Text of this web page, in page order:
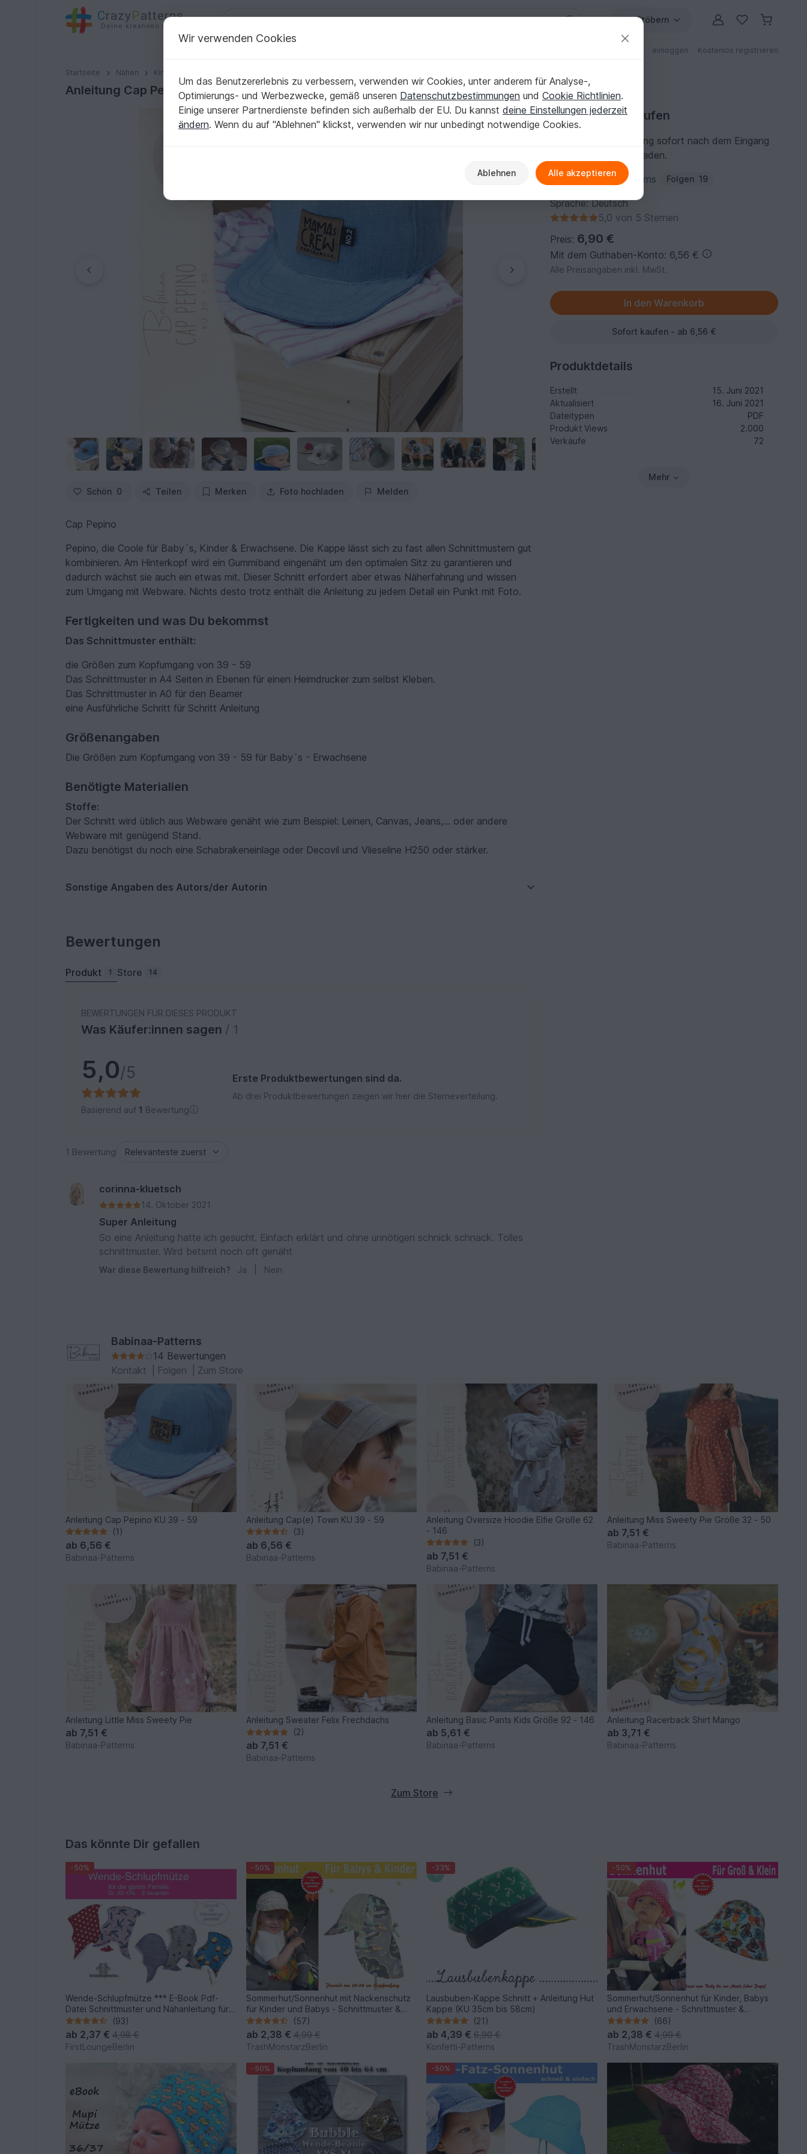
CrazyPatterns
Deine kreativen Ideen
Stöbern
einloggen Kostenlos registrieren
Startseite Nähen Kinder
Anleitung Cap Pepino KU 39 - 59
Anleitung Cap Pepino KU 39 - 59
Schön 0 Teilen Merken Foto hochladen Melden
Cap Pepino
Pepino, die Coole für Baby´s, Kinder & Erwachsene. Die Kappe lässt sich zu fast allen Schnittmustern gut
kombinieren. Am Hinterkopf wird ein Gummiband eingenäht um den optimalen Sitz zu garantieren und
dadurch wächst sie auch ein etwas mit. Dieser Schnitt erfordert aber etwas Näherfahrung und wissen
zum Umgang mit Webware. Nichts desto trotz enthält die Anleitung zu jedem Detail ein Punkt mit Foto.
Fertigkeiten und was Du bekommst
Das Schnittmuster enthält:
die Größen zum Kopfumgang von 39 - 59
Das Schnittmuster in A4 Seiten in Ebenen für einen Heimdrucker zum selbst Kleben.
Das Schnittmuster in A0 für den Beamer
eine Ausführliche Schritt für Schritt Anleitung
Größenangaben
Die Größen zum Kopfumgang von 39 - 59 für Baby´s - Erwachsene
Benötigte Materialien
Stoffe:
Der Schnitt wird üblich aus Webware genäht wie zum Beispiel: Leinen, Canvas, Jeans,... oder andere
Webware mit genügend Stand.
Dazu benötigst du noch eine Schabrakeneinlage oder Decovil und Vlieseline H250 oder stärker.
Sonstige Angaben des Autors/der Autorin
Nähanleitung kaufen
Du kannst die Anleitung sofort nach dem Eingang
der Zahlung herunterladen.
Autor: Babinaa-Patterns Folgen 19
Sprache: Deutsch
5,0 von 5 Sternen
Preis: 6,90 €
Mit dem Guthaben-Konto: 6,56 €
Alle Preisangaben inkl. MwSt.
Sofort kaufen - ab 6,56 €
Produktdetails
Erstellt
15. Juni 2021
Aktualisiert
16. Juni 2021
Dateitypen
PDF
Produkt Views
2.000
Verkäufe
72
Mehr
Bewertungen
Produkt 1 Store 14
BEWERTUNGEN FÜR DIESES PRODUKT
Was Käufer:innen sagen / 1
5,0/5
Basierend auf 1 Bewertung
Erste Produktbewertungen sind da.
Ab drei Produktbewertungen zeigen wir hier die Sterneverteilung.
1 Bewertung
corinna-kluetsch
14. Oktober 2021
Super Anleitung
So eine Anleitung hatte ich gesucht. Einfach erklärt und ohne unnötigen schnick schnack. Tolles
schnittmuster. Wird betsmt noch oft genäht
War diese Bewertung hilfreich? Ja Nein
Babinaa-Patterns
14 Bewertungen
Kontakt
Folgen Zum Store
Anleitung Cap Pepino KU 39 - 59
(1)
ab 6,56 €
Babinaa-Patterns
Anleitung Cap(e) Town KU 39 - 59
(3)
ab 6,56 €
Babinaa-Patterns
Anleitung Oversize Hoodie Elfie Größe 62
- 146
(3)
ab 7,51 €
Babinaa-Patterns
Anleitung Miss Sweety Pie Größe 32 - 50
ab 7,51 €
Babinaa-Patterns
Anleitung Little Miss Sweety Pie
ab 7,51 €
Babinaa-Patterns
Anleitung Sweater Felix Frechdachs
(2)
ab 7,51 €
Babinaa-Patterns
Anleitung Basic Pants Kids Größe 92 - 146
ab 5,61 €
Babinaa-Patterns
Anleitung Racerback Shirt Mango
ab 3,71 €
Babinaa-Patterns
Zum Store
Das könnte Dir gefallen
-50%
Wende-Schlupfmütze *** E-Book Pdf-
Datei Schnittmuster und Nähanleitung für
die ganze Familie in 6 Größen von
firstloungeberlin
(93)
ab 2,37 €4,98 €
FirstLoungeBerlin
-50%
Sommerhut/Sonnenhut mit Nackenschutz
für Kinder und Babys - Schnittmuster &
Nähanleitung(57)
ab 2,38 € 4,99 €
TrashMonstarzBerlin
-33%
Lausbuben-Kappe Schnitt + Anleitung Hut
Kappe (KU 35cm bis 58cm)
(21)
ab4,39 € 6,90 €
Konfetti-Patterns
-50%
Sommerhut/Sonnenhut für Kinder, Babys
und Erwachsene - Schnittmuster &
Nähanleitung(66)
ab 2,38 €4,99 €
TrashMonstarzBerlin
-50% -50%
Wir verwenden Cookies
Um das Benutzererlebnis zu verbessern, verwenden wir Cookies, unter anderem für Analyse-,
Optimierungs- und Werbezwecke, gemäß unseren Datenschutzbestimmungen und Cookie Richtlinien.
Einige unserer Partnerdienste befinden sich außerhalb der EU. Du kannst deine Einstellungen jederzeit
ändern. Wenn du auf "Ablehnen" klickst, verwenden wir nur unbedingt notwendige Cookies.
Ablehnen Alle akzeptieren